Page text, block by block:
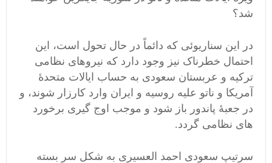
شد؟
در این سناریوئی که دائماً در حال تحول است، این
احتمال خطرناک نیز وجود دارد که نیروهای نظامی
ترکیه و عربستان سعودی به حساب ایالات متحدۀ
آمریکا و ناتو علیه روسیه و ایران وارد کارزار شوند، و
در جعبۀ پاندور باز شود و موجب اوج گیری برخورد
های نظامی گردد.
سرتیپ سعودی احمد العسیری به شکل سر بسته